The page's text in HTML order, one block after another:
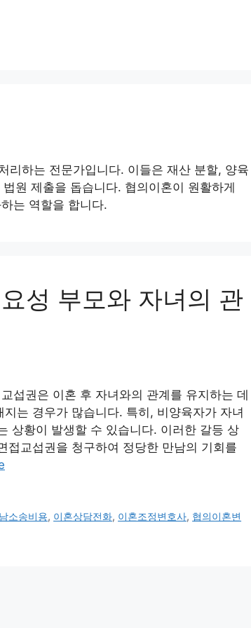
리하는 전문가입니다. 이들은 재산 분할, 양육
원 제출을 돕습니다. 협의이혼이 원활하게
는 역할을 합니다.
성 부모와 자녀의 관
섭권은 이혼 후 자녀와의 관계를 유지하는 데
는 경우가 많습니다. 특히, 비양육자가 자녀
상황이 발생할 수 있습니다. 이러한 갈등 상
접교섭권을 청구하여 정당한 만남의 기회를
소송비용, 이혼상담전화, 이혼조정변호사, 협의이혼변